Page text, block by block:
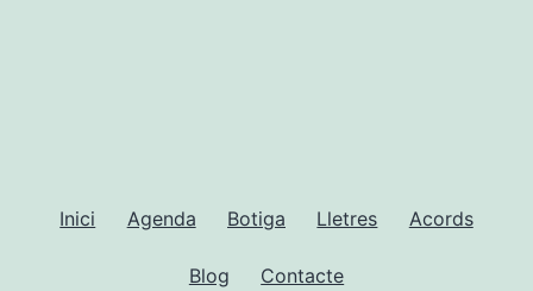
Inici Agenda Botiga Lletres Acords
Blog Contacte